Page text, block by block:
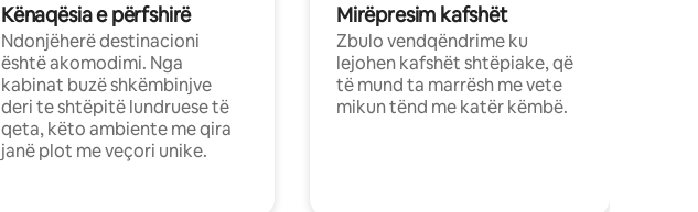
Kënaqësia e përfshirë
Ndonjëherë destinacioni
është akomodimi. Nga
kabinat buzë shkëmbinjve
deri te shtëpitë lundruese të
qeta, këto ambiente me qira
janë plot me veçori unike.
Mirëpresim kafshët
Zbulo vendqëndrime ku
lejohen kafshët shtëpiake, që
të mund ta marrësh me vete
mikun tënd me katër këmbë.